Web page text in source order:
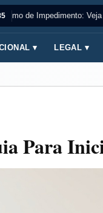
de Impedimento: Veja
▾ LEGAL ▾
Para